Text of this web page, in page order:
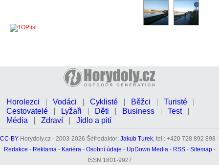
Horolezci Vodáci Cyklisté Běžci
Turisté
Cestovatelé
Lyžaři Děti Business
Test
Média
Zdraví Jídlo a pití
CC-BY Horydoly.cz - 2003-2026 Šéfredaktor: Jakub Turek, tel.: +420 728 892 898 -
Redakce - Reklama- Kariéra- Osobní údaje - UpDown Media- RSS- Sitemap-
ISSN 1801-9927